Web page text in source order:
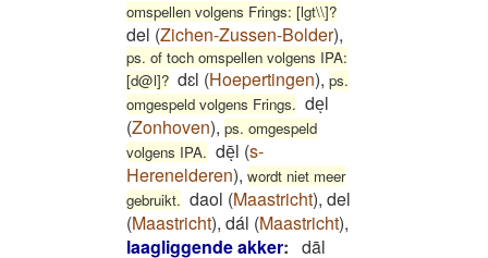
omspellen volgens Frings: [lgt\\]?
del (Zichen-Zussen-Bolder),
ps. of toch omspellen volgens IPA:
[d@l]? dɛl (Hoepertingen), ps.
omgespeld volgens Frings. deͅl
(Zonhoven), ps. omgespeld
volgens IPA. dēͅl (s-
Herenelderen), wordt niet meer
gebruikt. daol (Maastricht), del
(Maastricht), dál (Maastricht),
laagliggende akker: dāl